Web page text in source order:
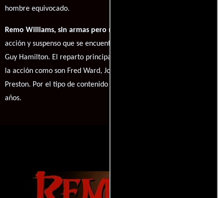
hombre equivocado.
Remo Williams, sin armas pero mortífero
acción y suspenso que se encuentra bajo la batuta del cineasta
Guy Hamilton. El reparto principal está formado por estrellas de
la acción como son Fred Ward, Joel Grey, Wilford Brimley y J.A.
Preston. Por el tipo de contenido es apta solo para mayores de 18
años.